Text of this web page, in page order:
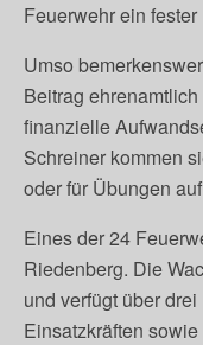
Feuerwehr ein
Umso
Beitrag
finanzielle
Schreiner kommen
oder für Übungen
Eines der 24
Riedenberg. Die
und verfügt über
Einsatzkräften